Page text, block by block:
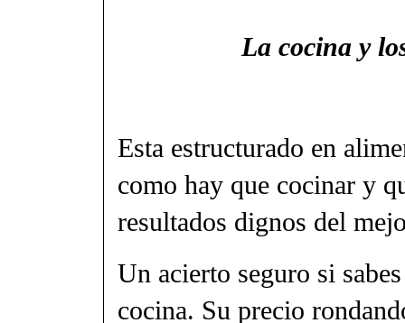
La cocina y
Esta estructurado en
como hay que cocinar y
resultados dignos del
Un acierto seguro si
cocina. Su precio